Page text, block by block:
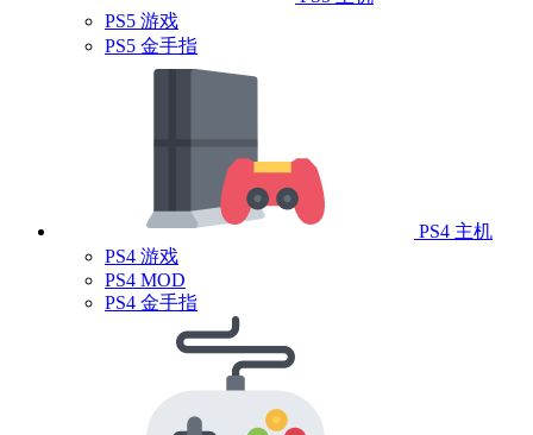
PS5 游戏
PS5 金手指
PS4 主机
PS4 游戏
PS4 MOD
PS4 金手指